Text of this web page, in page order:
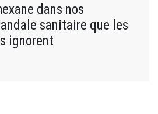
dans nos
sanitaire que les
ignorent